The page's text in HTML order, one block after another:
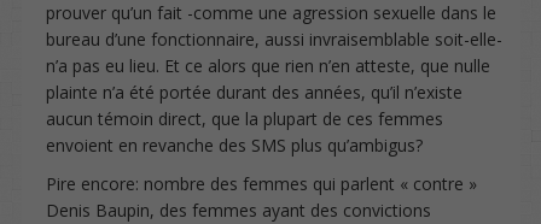
prouver qu’un fait -comme une agression sexuelle dans le
bureau d’une fonctionnaire, aussi invraisemblable soit-elle-
n’a pas eu lieu. Et ce alors que rien n’en atteste, que nulle
plainte n’a été portée durant des années, qu’il n’existe
aucun témoin direct, que la plupart de ces femmes
envoient en revanche des SMS plus qu’ambigus?
Pire encore: nombre des femmes qui parlent « contre »
Denis Baupin, des femmes ayant des convictions